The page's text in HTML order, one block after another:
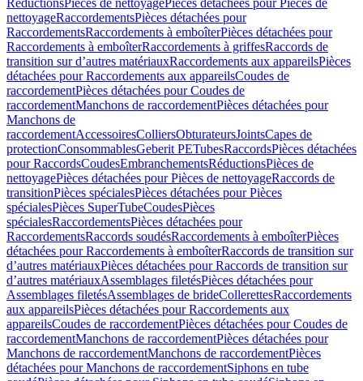
RéductionsPièces de nettoyagePièces détachées pour Pièces de
nettoyageRaccordementsPièces détachées pour
RaccordementsRaccordements à emboîterPièces détachées pour
Raccordements à emboîterRaccordements à griffesRaccords de
transition sur d’autres matériauxRaccordements aux appareilsPièces
détachées pour Raccordements aux appareilsCoudes de
raccordementPièces détachées pour Coudes de
raccordementManchons de raccordementPièces détachées pour
Manchons de
raccordementAccessoiresColliersObturateursJointsCapes de
protectionConsommablesGeberit PETubesRaccordsPièces détachées
pour RaccordsCoudesEmbranchementsRéductionsPièces de
nettoyagePièces détachées pour Pièces de nettoyageRaccords de
transitionPièces spécialesPièces détachées pour Pièces
spécialesPièces SuperTubeCoudesPièces
spécialesRaccordementsPièces détachées pour
RaccordementsRaccords soudésRaccordements à emboîterPièces
détachées pour Raccordements à emboîterRaccords de transition sur
d’autres matériauxPièces détachées pour Raccords de transition sur
d’autres matériauxAssemblages filetésPièces détachées pour
Assemblages filetésAssemblages de brideCollerettesRaccordements
aux appareilsPièces détachées pour Raccordements aux
appareilsCoudes de raccordementPièces détachées pour Coudes de
raccordementManchons de raccordementPièces détachées pour
Manchons de raccordementManchons de raccordementPièces
détachées pour Manchons de raccordementSiphons en tube